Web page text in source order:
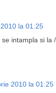
la 01:25
intampla si la
2010 la 01:25